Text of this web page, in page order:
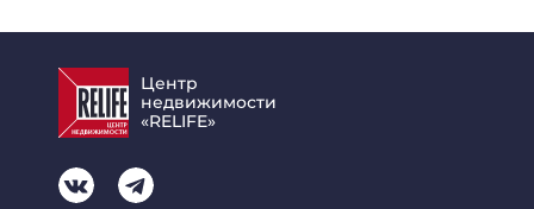
Центр
недвижимости
«RELIFE»